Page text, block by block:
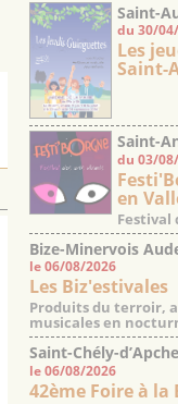
Saint-
du 30/
Les
Saint-
Saint-
Gard
du 03/
en
Festival
Bize-Minervois
le 06/08/2026
Les Biz'estivales
Produits du terroir,
musicales en
Saint-Chély-
le 06/08/2026
42ème Foire à